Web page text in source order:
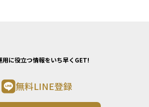
用に役立つ情報をいち早くGET!
無料LINE登録